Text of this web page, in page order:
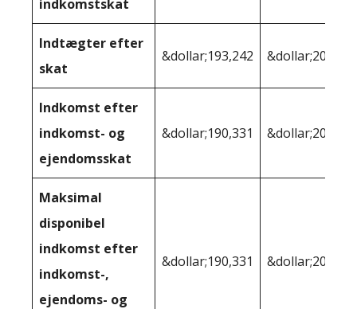
indkomstskat
Indtægter efter
skat
&dollar;193,242
Indkomst efter
indkomst- og
ejendomsskat
&dollar;190,331
Maksimal
disponibel
indkomst efter
indkomst-,
ejendoms- og
&dollar;190,331